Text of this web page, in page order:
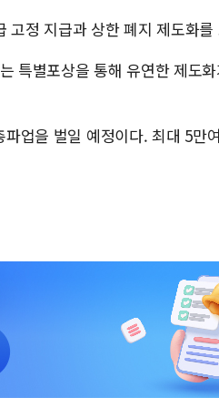
정 지급과 상한 폐지 제도화
특별포상을 통해 유연한 제도
업을 벌일 예정이다. 최대 5만